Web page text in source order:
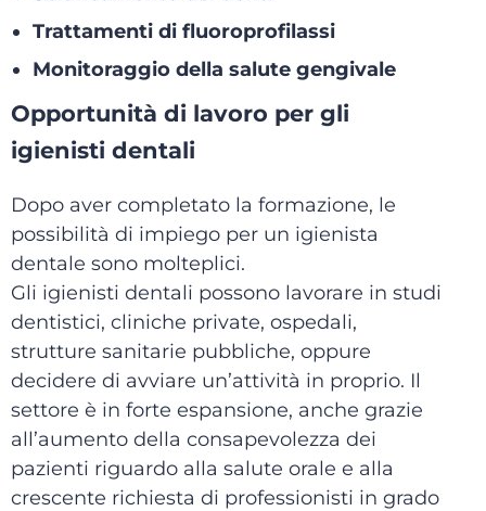
Trattamenti di fluoroprofilassi
Monitoraggio della salute gengivale
Opportunità di lavoro per gli
igienisti dentali
Dopo aver completato la formazione, le
possibilità di impiego per un igienista
dentale sono molteplici.
Gli igienisti dentali possono lavorare in studi
dentistici, cliniche private, ospedali,
strutture sanitarie pubbliche, oppure
decidere di avviare un’attività in proprio. Il
settore è in forte espansione, anche grazie
all’aumento della consapevolezza dei
pazienti riguardo alla salute orale e alla
crescente richiesta di professionisti in grado